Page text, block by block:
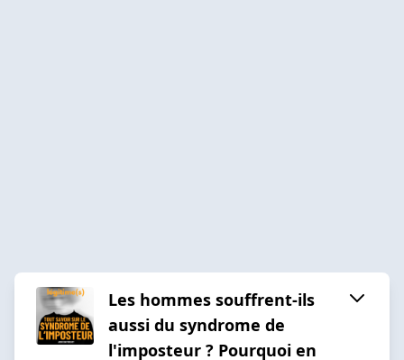
Les hommes souffrent-ils
aussi du syndrome de
l'imposteur ? Pourquoi en